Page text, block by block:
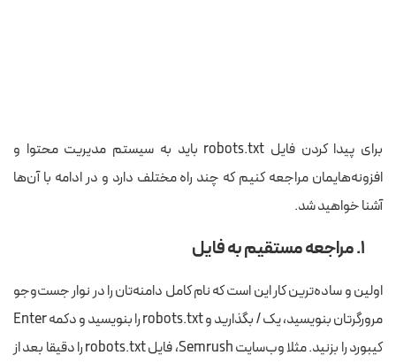
برای پیدا کردن فایل robots.txt باید به سیستم مدیریت محتوا و
افزونه‌هایمان مراجعه کنیم که چند راه مختلف دارد و در ادامه با آن‌ها
آشنا خواهید شد.
۱. مراجعه مستقیم به فایل
اولین و ساده‌ترین کار این است که نام کامل دامنه‌تان را در نوار جست‌وجو
مرورگرتان بنویسید، یک / بگذارید و robots.txt را بنویسید و دکمه Enter
کیبورد را بزنید. مثلا وب‌سایت Semrush، فایل robots.txt را دقیقا بعد از